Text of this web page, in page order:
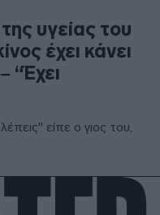
υγείας του
έχει κάνει
“Έχει
είπε ο γιος του,